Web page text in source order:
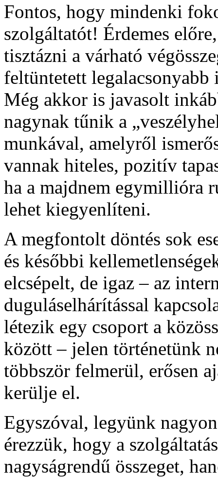
Fontos, hogy mindenki
szolgáltatót! Érdemes
tisztázni a várható
feltüntetett
Még akkor is javasolt
nagynak tűnik a
munkával, amelyről
vannak hiteles, pozitív
ha a majdnem egymillióra
lehet kiegyenlíteni.
A megfontolt döntés sok
és későbbi
elcsépelt, de igaz – az
duguláselhárítással
létezik egy csoport a
között – jelen történetünk
többször felmerül, erősen
kerülje el.
Egyszóval, legyünk
érezzük, hogy a
nagyságrendű összeget,